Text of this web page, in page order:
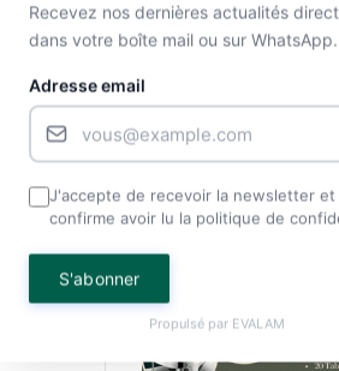
Et ce sans prendre en
d’évangile.
Faire attention à santé
chacun veille aux
sur ce plan, il sied de
Iris OBANGA,
Recevez nos dernières actualités
dans votre boîte mail ou sur WhatsApp.
Adresse email
J'accepte de recevoir la newsletter et
confirme avoir lu la politique de
S'abonner
Propulsé par EVALAM